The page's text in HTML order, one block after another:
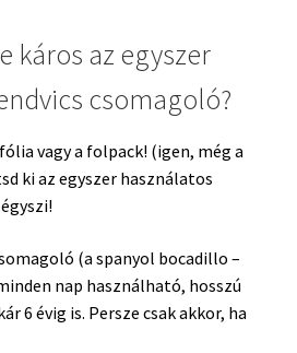
káros az egyszer
csomagoló?
vagy a folpack! (igen, még a
ki az egyszer használatos
(a spanyol bocadillo –
nap használható, hosszú
6 évig is. Persze csak akkor, ha